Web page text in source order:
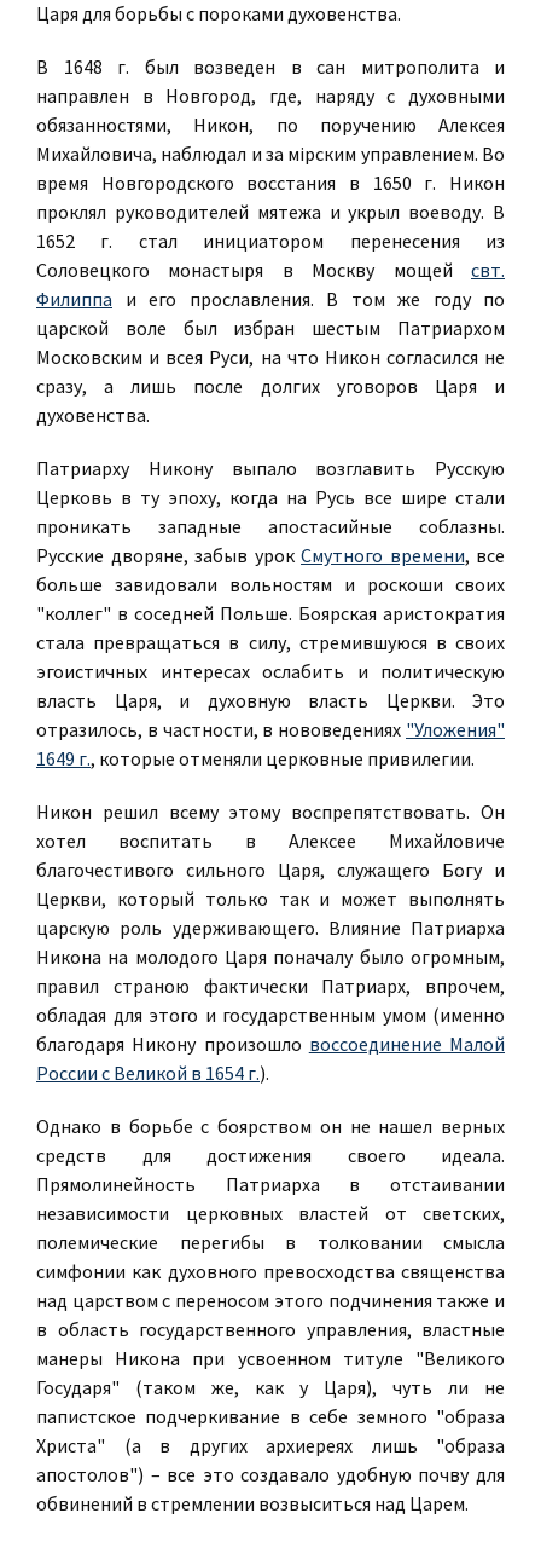
Царя для борьбы с пороками духовенства.
В 1648 г. был возведен в сан митрополита и
направлен в Новгород, где, наряду с духовными
обязанностями, Никон, по поручению Алексея
Михайловича, наблюдал и за мірским управлением. Во
время Новгородского восстания в 1650 г. Никон
проклял руководителей мятежа и укрыл воеводу. В
1652 г. стал инициатором перенесения из
Соловецкого монастыря в Москву мощей свт.
Филиппа и его прославления. В том же году по
царской воле был избран шестым Патриархом
Московским и всея Руси, на что Никон согласился не
сразу, а лишь после долгих уговоров Царя и
духовенства.
Патриарху Никону выпало возглавить Русскую
Церковь в ту эпоху, когда на Русь все шире стали
проникать западные апостасийные соблазны.
Русские дворяне, забыв урок Смутного времени, все
больше завидовали вольностям и роскоши своих
"коллег" в соседней Польше. Боярская аристократия
стала превращаться в силу, стремившуюся в своих
эгоистичных интересах ослабить и политическую
власть Царя, и духовную власть Церкви. Это
отразилось, в частности, в нововедениях "Уложения"
1649 г., которые отменяли церковные привилегии.
Никон решил всему этому воспрепятствовать. Он
хотел воспитать в Алексее Михайловиче
благочестивого сильного Царя, служащего Богу и
Церкви, который только так и может выполнять
царскую роль удерживающего. Влияние Патриарха
Никона на молодого Царя поначалу было огромным,
правил страною фактически Патриарх, впрочем,
обладая для этого и государственным умом (именно
благодаря Никону произошло воссоединение Малой
России с Великой в 1654 г.).
Однако в борьбе с боярством он не нашел верных
средств для достижения своего идеала.
Прямолинейность Патриарха в отстаивании
независимости церковных властей от светских,
полемические перегибы в толковании смысла
симфонии как духовного превосходства священства
над царством с переносом этого подчинения также и
в область государственного управления, властные
манеры Никона при усвоенном титуле "Великого
Государя" (таком же, как у Царя), чуть ли не
папистское подчеркивание в себе земного "образа
Христа" (а в других архиереях лишь "образа
апостолов") – все это создавало удобную почву для
обвинений в стремлении возвыситься над Царем.